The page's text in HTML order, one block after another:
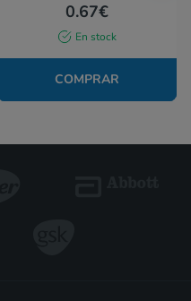
0.67€
En stock
COMPRAR